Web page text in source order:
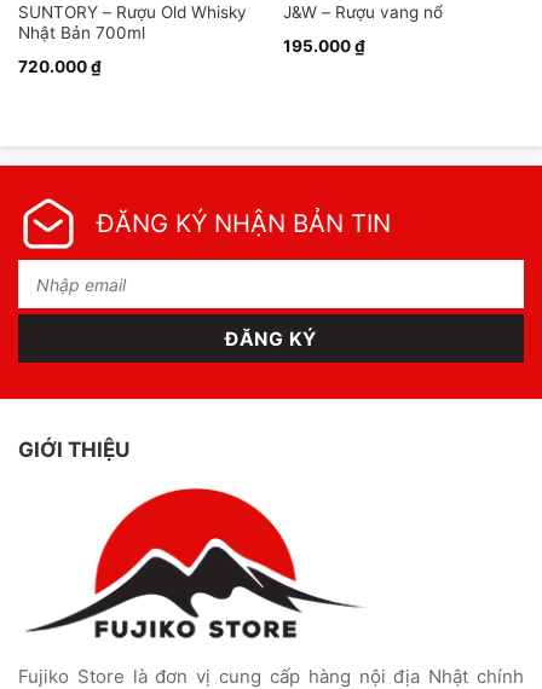
SUNTORY – Rượu Old Whisky
Nhật Bản 700ml
720.000₫
J&W – Rượu vang nổ
195.000₫
ĐĂNG KÝ NHẬN BẢN TIN
GIỚI THIỆU
Fujiko Store là đơn vị cung cấp hàng nội địa Nhật chính